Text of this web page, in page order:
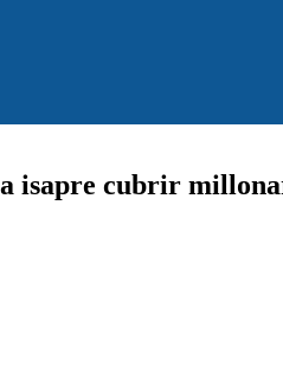
isapre cubrir